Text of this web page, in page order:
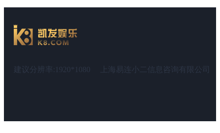
建议分辨率:1920*1080 上海易连小二信息咨询有限公司